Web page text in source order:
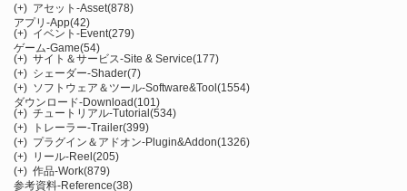
(+) アセット-Asset(878)
アプリ-App(42)
(+) イベント-Event(279)
ゲーム-Game(54)
(+) サイト＆サービス-Site & Service(177)
(+) シェーダー-Shader(7)
(+) ソフトウェア＆ツール-Software&Tool(1554)
ダウンロード-Download(101)
(+) チュートリアル-Tutorial(534)
(+)
トレーラー-Trailer(399)
(+) プラグイン＆アドオン-Plugin&Addon(1326)
(+) リール-Reel(205)
(+) 作品-Work(879)
参考資料-Reference(38)